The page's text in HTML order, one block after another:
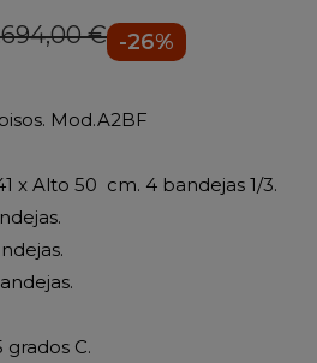
€ -26%
Mod.A2BF
x Alto 50 cm. 4 bandejas 1/3.
C.